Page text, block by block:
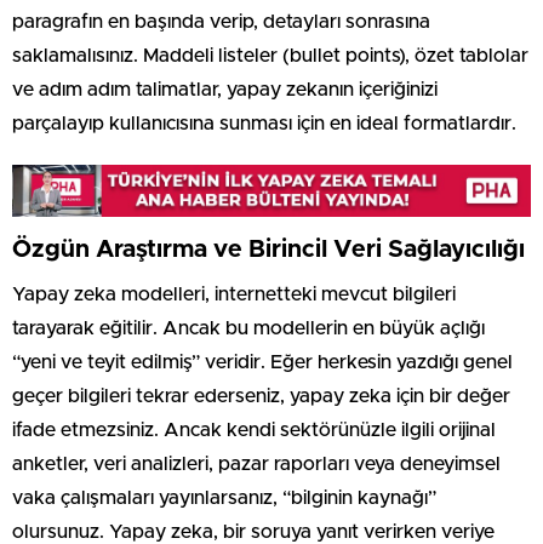
paragrafın en başında verip, detayları sonrasına
saklamalısınız. Maddeli listeler (bullet points), özet tablolar
ve adım adım talimatlar, yapay zekanın içeriğinizi
parçalayıp kullanıcısına sunması için en ideal formatlardır.
Özgün Araştırma ve Birincil Veri Sağlayıcılığı
Yapay zeka modelleri, internetteki mevcut bilgileri
tarayarak eğitilir. Ancak bu modellerin en büyük açlığı
“yeni ve teyit edilmiş” veridir. Eğer herkesin yazdığı genel
geçer bilgileri tekrar ederseniz, yapay zeka için bir değer
ifade etmezsiniz. Ancak kendi sektörünüzle ilgili orijinal
anketler, veri analizleri, pazar raporları veya deneyimsel
vaka çalışmaları yayınlarsanız, “bilginin kaynağı”
olursunuz. Yapay zeka, bir soruya yanıt verirken veriye